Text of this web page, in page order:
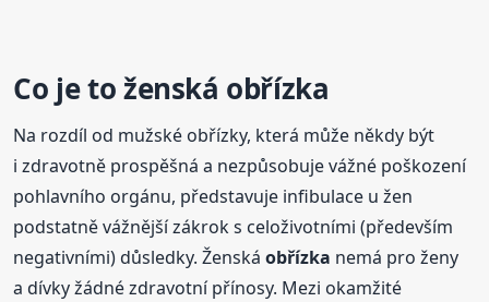
Co je to ženská obřízka
Na rozdíl od mužské obřízky, která může někdy být
i zdravotně prospěšná a nezpůsobuje vážné poškození
pohlavního orgánu, představuje infibulace u žen
podstatně vážnější zákrok s celoživotními (především
negativními) důsledky. Ženskáobřízka nemá pro ženy
a dívky žádné zdravotní přínosy. Mezi okamžité